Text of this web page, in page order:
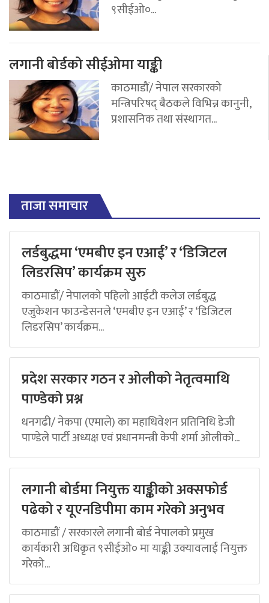
९सीईओ०...
लगानी बोर्डको सीईओमा याङ्की
काठमाडौं/ नेपाल सरकारको
मन्त्रिपरिषद् बैठकले विभिन्न कानुनी,
प्रशासनिक तथा संस्थागत...
ताजा समाचार
लर्डबुद्धमा ‘एमबीए इन एआई’ र ‘डिजिटल
लिडरसिप’ कार्यक्रम सुरु
काठमाडौं/ नेपालको पहिलो आईटी कलेज लर्डबुद्ध
एजुकेशन फाउन्डेसनले ‘एमबीए इन एआई’ र ‘डिजिटल
लिडरसिप’ कार्यक्रम...
प्रदेश सरकार गठन र ओलीको नेतृत्वमाथि
पाण्डेको प्रश्न
धनगढी/ नेकपा (एमाले) का महाधिवेशन प्रतिनिधि डेजी
पाण्डेले पार्टी अध्यक्ष एवं प्रधानमन्त्री केपी शर्मा ओलीको...
लगानी बोर्डमा नियुक्त याङ्कीको अक्सफोर्ड
पढेको र यूएनडिपीमा काम गरेको अनुभव
काठमाडौं / सरकारले लगानी बोर्ड नेपालको प्रमुख
कार्यकारी अधिकृत ९सीईओ० मा याङ्की उक्यावलाई नियुक्त
गरेको...